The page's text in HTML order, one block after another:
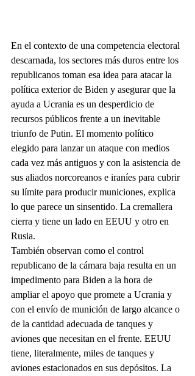
En el contexto de una competencia electoral
descarnada, los sectores más duros entre los
republicanos toman esa idea para atacar la
política exterior de Biden y asegurar que la
ayuda a Ucrania es un desperdicio de
recursos públicos frente a un inevitable
triunfo de Putin. El momento político
elegido para lanzar un ataque con medios
cada vez más antiguos y con la asistencia de
sus aliados norcoreanos e iraníes para cubrir
su límite para producir municiones, explica
lo que parece un sinsentido. La cremallera
cierra y tiene un lado en EEUU y otro en
Rusia.
También observan como el control
republicano de la cámara baja resulta en un
impedimento para Biden a la hora de
ampliar el apoyo que promete a Ucrania y
con el envío de munición de largo alcance o
de la cantidad adecuada de tanques y
aviones que necesitan en el frente. EEUU
tiene, literalmente, miles de tanques y
aviones estacionados en sus depósitos. La